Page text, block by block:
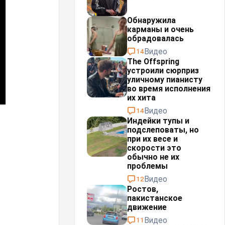
Обнаружила
карманы и очень
обрадовалась
14Видео
The Offspring
устроили сюрприз
уличному пианисту
во время исполнения
их хита
14Видео
Индейки тупы и
подслеповаты, но
при их весе и
скорости это
обычно не их
проблемы⁠⁠
12Видео
Ростов,
пакистанское
движение
11 Видео